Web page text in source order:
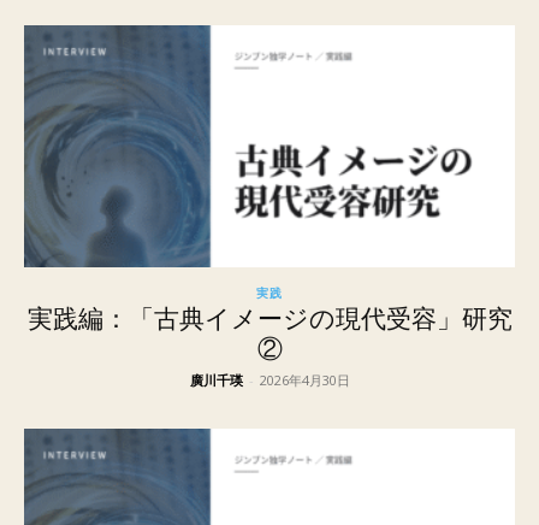
実践
実践編：「古典イメージの現代受容」研究
②
廣川千瑛 - 2026年4月30日